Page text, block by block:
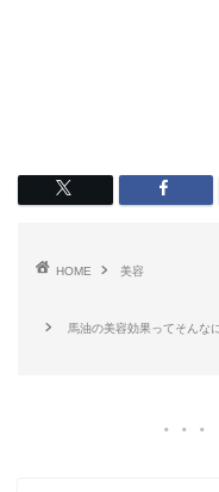
HOME 美容
馬油の美容効果ってそんな